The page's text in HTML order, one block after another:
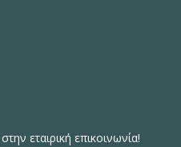
εταιρική επικοινωνία!